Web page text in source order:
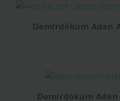
Demirdöküm Aden
Demirdöküm